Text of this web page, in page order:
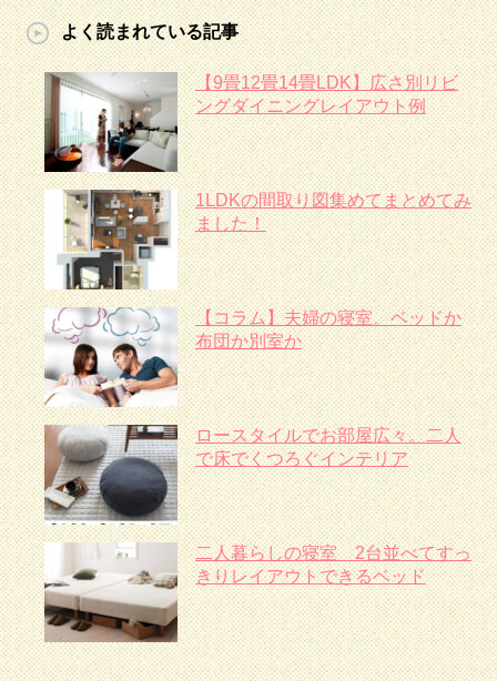
よく読まれている記事
【9畳12畳14畳LDK】広さ別リビ
ングダイニングレイアウト例
1LDKの間取り図集めてまとめてみ
ました！
【コラム】夫婦の寝室。ベッドか
布団か別室か
ロースタイルでお部屋広々。二人
で床でくつろぐインテリア
二人暮らしの寝室 2台並べてすっ
きりレイアウトできるベッド